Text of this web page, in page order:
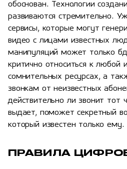
обоснован. Технологии
развиваются стремительно.
сервисы, которые могут
видео с лицами известных
манипуляций может только
критично относиться к любой
сомнительных ресурсах, а
звонкам от неизвестных
действительно ли звонит тот
выдает, поможет секретный
который известен только ему.
ПРАВИЛА